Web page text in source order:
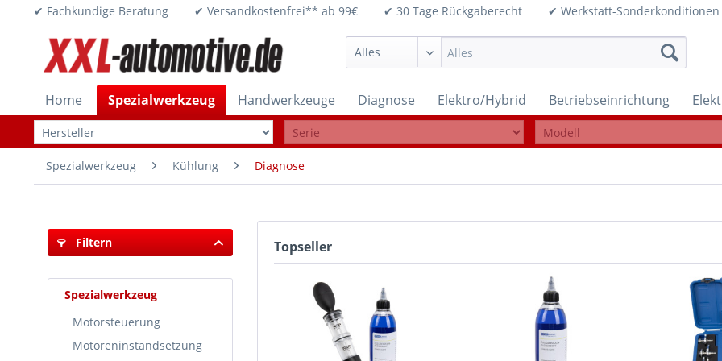
✔ Fachkundige Beratung ✔ Versandkostenfrei** ab 99€ ✔ 30 Tage Rückgaberecht ✔ Werkstatt-
Home Spezialwerkzeug Handwerkzeuge Diagnose Elektro/Hybrid Betriebseinrichtung
Spezialwerkzeug Kühlung Diagnose
Filtern
Spezialwerkzeug
Motorsteuerung
Motoreninstandsetzung
Topseller